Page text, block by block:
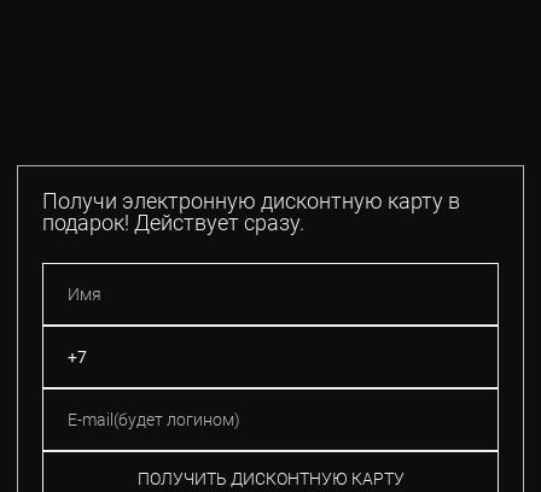
Получи электронную дисконтную карту в
подарок! Действует сразу.
ПОЛУЧИТЬ ДИСКОНТНУЮ КАРТУ